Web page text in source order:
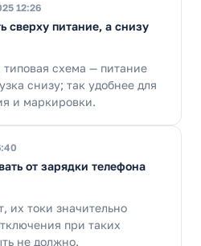
12:26
сверху питание, а снизу
типовая схема — питание
снизу; так удобнее для
и маркировки.
от зарядки телефона
их токи значительно
при таких
не должно.